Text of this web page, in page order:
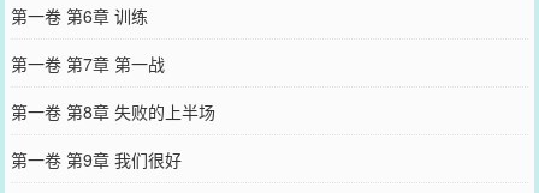
第一卷 第6章 训练
第一卷 第7章 第一战
第一卷 第8章 失败的上半场
第一卷 第9章 我们很好